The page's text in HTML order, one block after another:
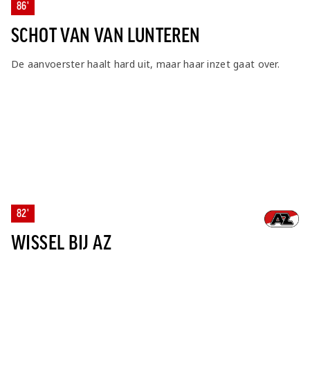
86'
SCHOT VAN VAN LUNTEREN
De aanvoerster haalt hard uit, maar haar inzet gaat over.
82'
WISSEL BIJ AZ